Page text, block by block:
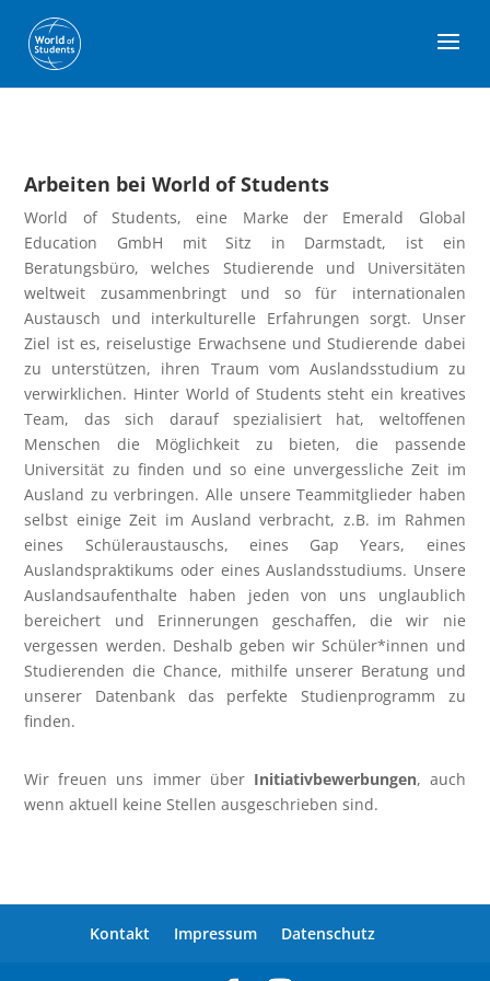
Arbeiten bei World of Students
World of Students, eine Marke der Emerald Global
Education GmbH mit Sitz in Darmstadt, ist ein
Beratungsbüro, welches Studierende und Universitäten
weltweit zusammenbringt und so für internationalen
Austausch und interkulturelle Erfahrungen sorgt. Unser
Ziel ist es, reiselustige Erwachsene und Studierende dabei
zu unterstützen, ihren Traum vom Auslandsstudium zu
verwirklichen. Hinter World of Students steht ein kreatives
Team, das sich darauf spezialisiert hat, weltoffenen
Menschen die Möglichkeit zu bieten, die passende
Universität zu finden und so eine unvergessliche Zeit im
Ausland zu verbringen. Alle unsere Teammitglieder haben
selbst einige Zeit im Ausland verbracht, z.B. im Rahmen
eines Schüleraustauschs, eines Gap Years, eines
Auslandspraktikums oder eines Auslandsstudiums. Unsere
Auslandsaufenthalte haben jeden von uns unglaublich
bereichert und Erinnerungen geschaffen, die wir nie
vergessen werden. Deshalb geben wir Schüler*innen und
Studierenden die Chance, mithilfe unserer Beratung und
unserer Datenbank das perfekte Studienprogramm zu
finden.
Wir freuen uns immer über Initiativbewerbungen, auch
wenn aktuell keine Stellen ausgeschrieben sind.
Kontakt Impressum Datenschutz